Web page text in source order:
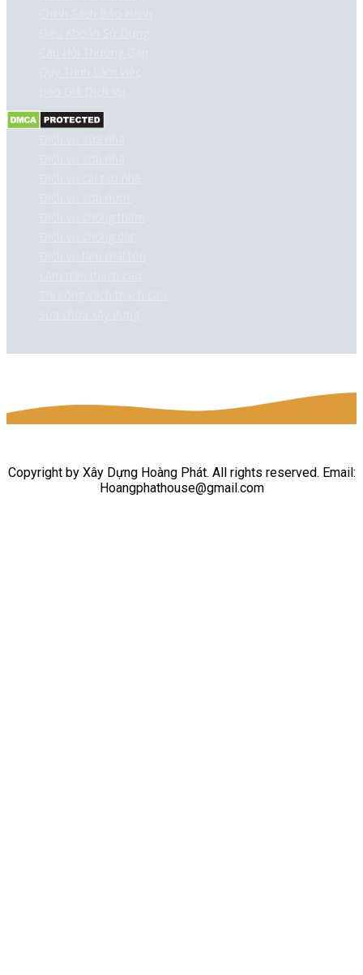
Copyright by Xây Dựng Hoàng Phát. All rights reserved. Email:
Hoangphathouse@gmail.com